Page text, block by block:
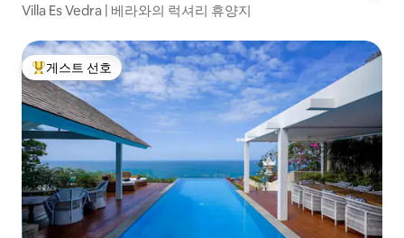
Villa Es Vedra | 베라와의 럭셔리 휴양지
상위 게스트 선호
게스트 선호